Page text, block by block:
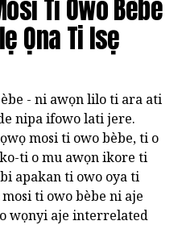
Ti Owo Bèbe
Ọna Ti Isẹ
- ni awọn lilo ti ara ati
nipa ifowo lati jere.
mosi ti owo bèbe, ti o
ti o mu awọn ikore ti
apakan ti owo oya ti
ti owo bèbe ni aje
wọnyi aje interrelated